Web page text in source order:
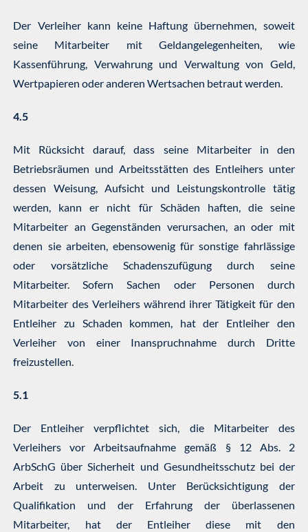
Der Verleiher kann keine Haftung übernehmen, soweit
seine Mitarbeiter mit Geldangelegenheiten, wie
Kassenführung, Verwahrung und Verwaltung von Geld,
Wertpapieren oder anderen Wertsachen betraut werden.
4.5
Mit Rücksicht darauf, dass seine Mitarbeiter in den
Betriebsräumen und Arbeitsstätten des Entleihers unter
dessen Weisung, Aufsicht und Leistungskontrolle tätig
werden, kann er nicht für Schäden haften, die seine
Mitarbeiter an Gegenständen verursachen, an oder mit
denen sie arbeiten, ebensowenig für sonstige fahrlässige
oder vorsätzliche Schadenszufügung durch seine
Mitarbeiter. Sofern Sachen oder Personen durch
Mitarbeiter des Verleihers während ihrer Tätigkeit für den
Entleiher zu Schaden kommen, hat der Entleiher den
Verleiher von einer Inanspruchnahme durch Dritte
freizustellen.
5.1
Der Entleiher verpflichtet sich, die Mitarbeiter des
Verleihers vor Arbeitsaufnahme gemäß § 12 Abs. 2
ArbSchG über Sicherheit und Gesundheitsschutz bei der
Arbeit zu unterweisen. Unter Berücksichtigung der
Qualifikation und der Erfahrung der überlassenen
Mitarbeiter, hat der Entleiher diese mit den